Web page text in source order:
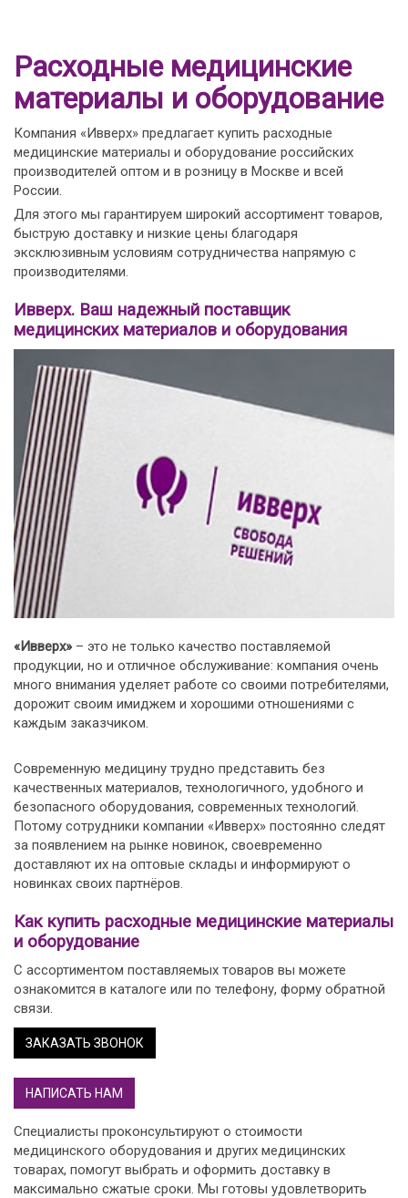
Расходные медицинские
материалы и оборудование
Компания «Ивверх» предлагает купить расходные
медицинские материалы и оборудование российских
производителей оптом и в розницу в Москве и всей
России.
Для этого мы гарантируем широкий ассортимент товаров,
быструю доставку и низкие цены благодаря
эксклюзивным условиям сотрудничества напрямую с
производителями.
Ивверх. Ваш надежный поставщик
медицинских материалов и оборудования
«Ивверх»– это не только качество поставляемой
продукции, но и отличное обслуживание: компания очень
много внимания уделяет работе со своими потребителями,
дорожит своим имиджем и хорошими отношениями с
каждым заказчиком.
Современную медицину трудно представить без
качественных материалов, технологичного, удобного и
безопасного оборудования, современных технологий.
Потому сотрудники компании «Ивверх» постоянно следят
за появлением на рынке новинок, своевременно
доставляют их на оптовые склады и информируют о
новинках своих партнёров.
Как купить расходные медицинские материалы
и оборудование
С ассортиментом поставляемых товаров вы можете
ознакомится в каталоге или по телефону, форму обратной
связи.
ЗАКАЗАТЬ ЗВОНОК
НАПИСАТЬ НАМ
Специалисты проконсультируют о стоимости
медицинского оборудования и других медицинских
товарах, помогут выбрать и оформить доставку в
максимально сжатые сроки. Мы готовы удовлетворить